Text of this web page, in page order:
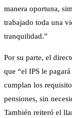
manera oportuna,
trabajado toda una
tranquilidad.”
Por su parte, el
que “el IPS le
cumplan los
pensiones, sin
También reiteró el